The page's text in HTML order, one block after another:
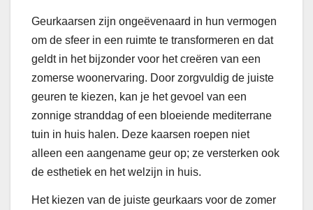
Geurkaarsen zijn ongeëvenaard in hun vermogen
om de sfeer in een ruimte te transformeren en dat
geldt in het bijzonder voor het creëren van een
zomerse woonervaring. Door zorgvuldig de juiste
geuren te kiezen, kan je het gevoel van een
zonnige stranddag of een bloeiende mediterrane
tuin in huis halen. Deze kaarsen roepen niet
alleen een aangename geur op; ze versterken ook
de esthetiek en het welzijn in huis.
Het kiezen van de juiste geurkaars voor de zomer